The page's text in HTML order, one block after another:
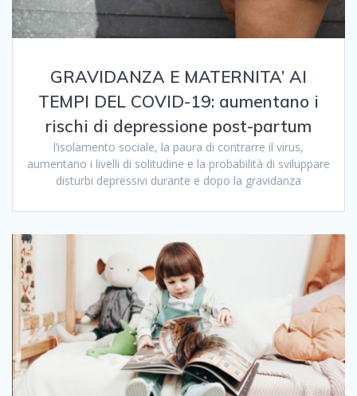
GRAVIDANZA E MATERNITA’ AI
TEMPI DEL COVID-19: aumentano i
rischi di depressione post-partum
l’isolamento sociale, la paura di contrarre il virus,
aumentano i livelli di solitudine e la probabilità di sviluppare
disturbi depressivi durante e dopo la gravidanza